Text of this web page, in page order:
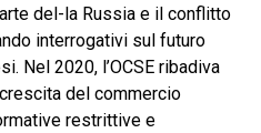
del-la Russia e il conflitto
interrogativi sul futuro
Nel 2020, l’OCSE ribadiva
del commercio
restrittive e